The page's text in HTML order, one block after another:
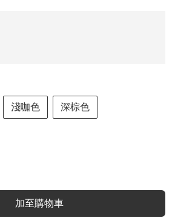
淺咖色 深棕色
加至購物車